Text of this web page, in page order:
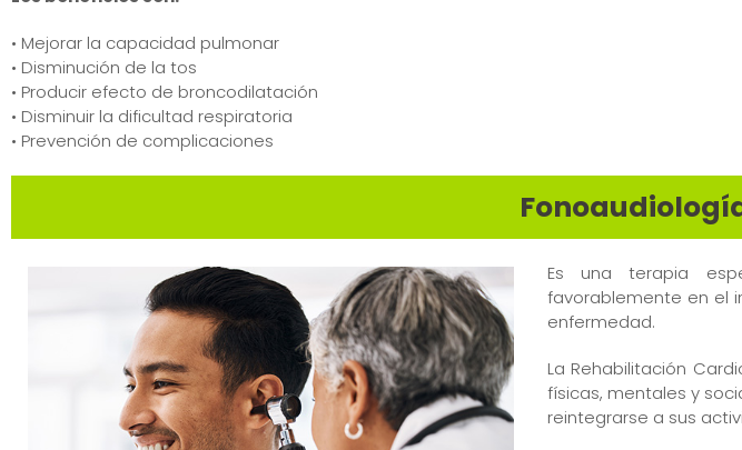
• Mejorar la capacidad pulmonar
• Disminución de la tos
• Producir efecto de broncodilatación
• Disminuir la dificultad respiratoria
• Prevención de complicaciones
Es una terapia
favorablemente en el
enfermedad.
La Rehabilitación
físicas, mentales y
reintegrarse a sus